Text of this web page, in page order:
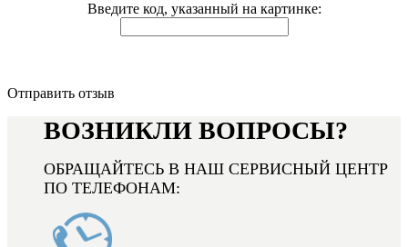
Введите код, указанный на картинке:
Отправить отзыв
ВОЗНИКЛИ ВОПРОСЫ?
ОБРАЩАЙТЕСЬ В НАШ СЕРВИСНЫЙ ЦЕНТР
ПО ТЕЛЕФОНАМ: